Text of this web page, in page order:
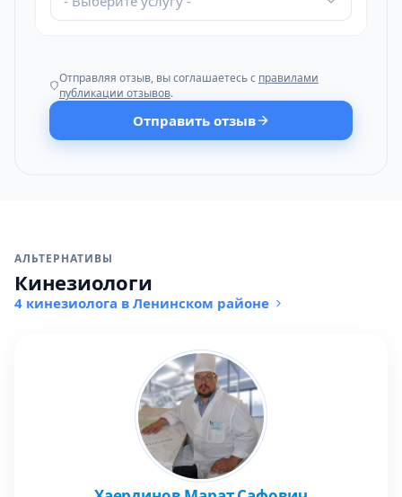
Отправляя отзыв, вы соглашаетесь с правилами
публикации отзывов.
Отправить отзыв
АЛЬТЕРНАТИВЫ
Кинезиологи
4 кинезиолога в Ленинском районе